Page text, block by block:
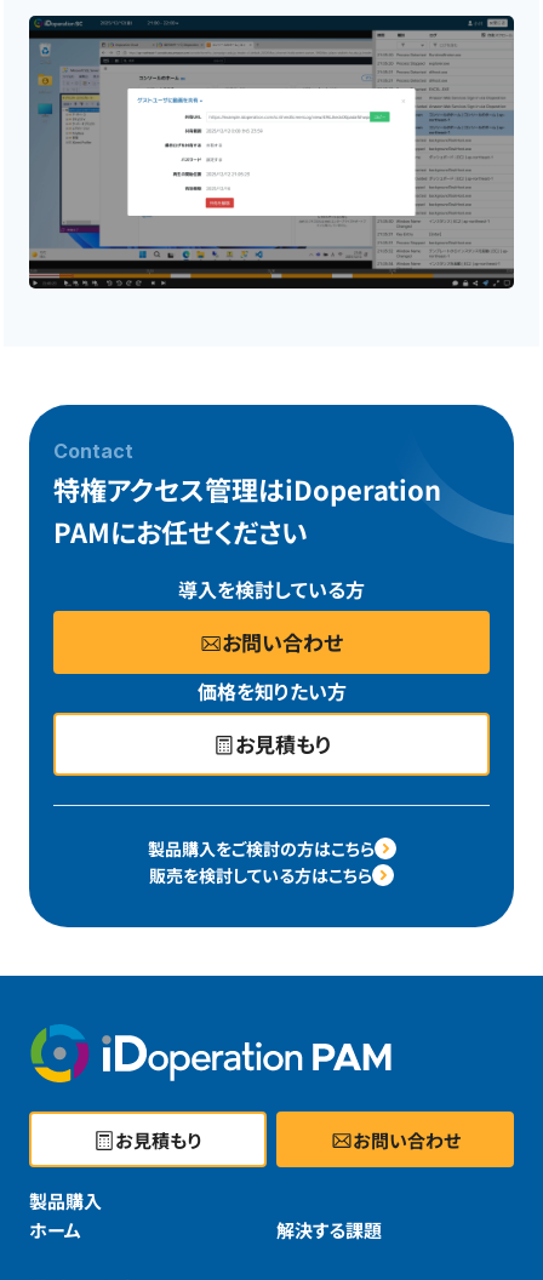
Contact
特権アクセス管理はiDoperation
PAMにお任せください
価格を知りたい方
お見積もり
導入を検討している方
お問い合わせ
製品購入をご検討の方はこちら
販売を検討している方はこちら
お見積もり お問い合わせ
製品購入
ホーム
解決する課題